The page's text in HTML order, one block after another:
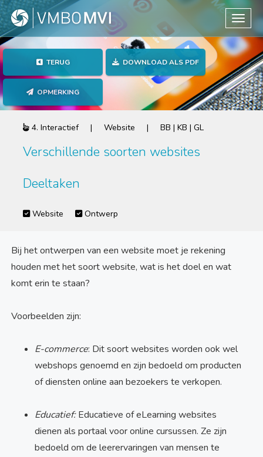
TERUG DOWNLOAD ALS PDF
OPMERKING
4. Interactief | Website | BB | KB | GL
Verschillende soorten websites
Deeltaken
Website Ontwerp
Bij het ontwerpen van een website moet je rekening
houden met het soort website, wat is het doel en wat
komt erin te staan?
Voorbeelden zijn:
E-commerce: Dit soort websites worden ook wel
webshops genoemd en zijn bedoeld om producten
of diensten online aan bezoekers te verkopen.
Educatief:Educatieve of eLearning websites
dienen als portaal voor online cursussen. Ze zijn
bedoeld om de leerervaringen van mensen te